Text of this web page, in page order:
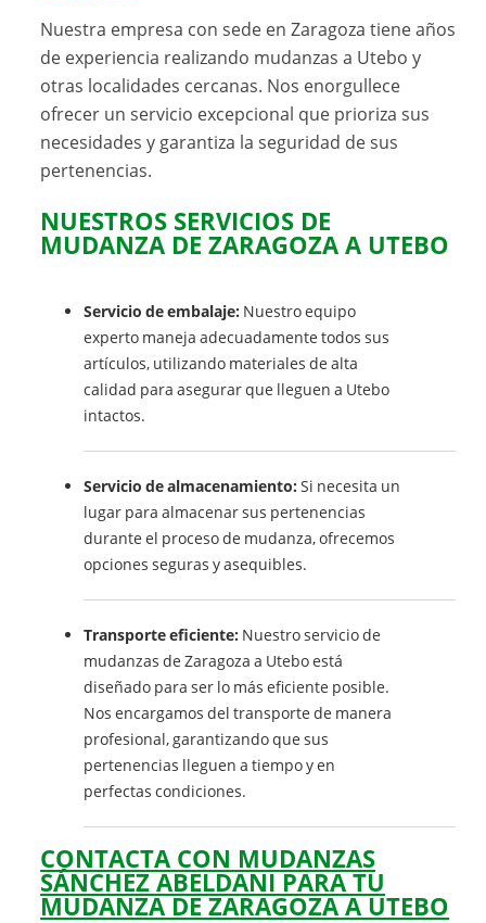
Nuestra empresa con sede en Zaragoza tiene años
de experiencia realizando mudanzas a Utebo y
otras localidades cercanas. Nos enorgullece
ofrecer un servicio excepcional que prioriza sus
necesidades y garantiza la seguridad de sus
pertenencias.
NUESTROS SERVICIOS DE
MUDANZA DE ZARAGOZA A UTEBO
Servicio de embalaje: Nuestro equipo
experto maneja adecuadamente todos sus
artículos, utilizando materiales de alta
calidad para asegurar que lleguen a Utebo
intactos.
Servicio de almacenamiento:Si necesita un
lugar para almacenar sus pertenencias
durante el proceso de mudanza, ofrecemos
opciones seguras y asequibles.
Transporte eficiente: Nuestro servicio de
mudanzas de Zaragoza a Utebo está
diseñado para ser lo más eficiente posible.
Nos encargamos del transporte de manera
profesional, garantizando que sus
pertenencias lleguen a tiempo y en
perfectas condiciones.
CONTACTA CON MUDANZAS
SÁNCHEZ ABELDANI PARA TU
MUDANZA DE ZARAGOZA A UTEBO